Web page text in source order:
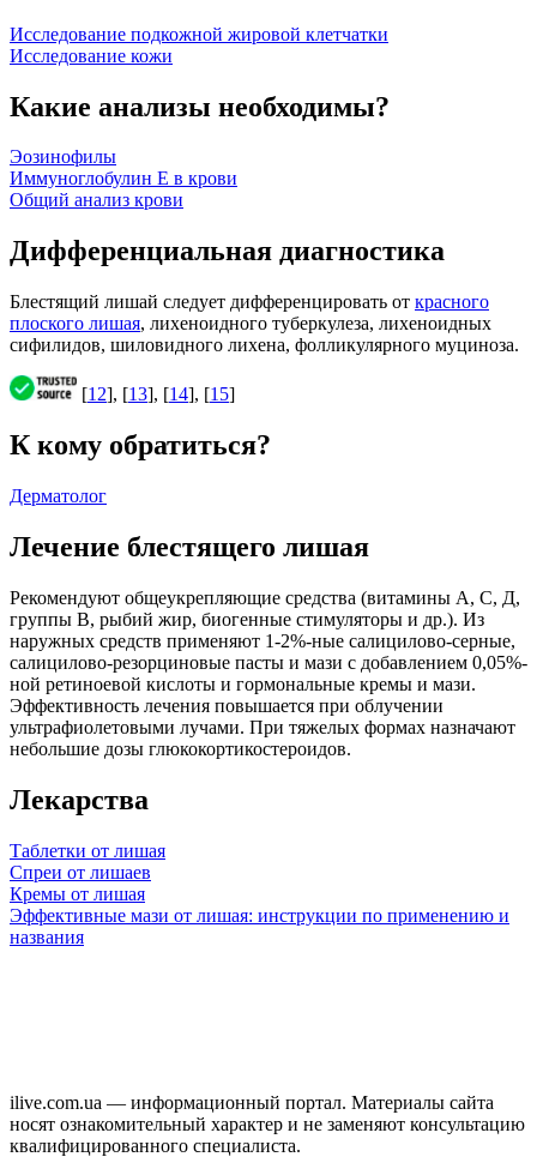
Исследование подкожной жировой клетчатки
Исследование кожи
Какие анализы необходимы?
Эозинофилы
Иммуноглобулин Е в крови
Общий анализ крови
Дифференциальная диагностика
Блестящий лишай следует дифференцировать от красного
плоского лишая, лихеноидного туберкулеза, лихеноидных
сифилидов, шиловидного лихена, фолликулярного муциноза.
[12], [13], [14], [15]
К кому обратиться?
Дерматолог
Лечение блестящего лишая
Рекомендуют общеукрепляющие средства (витамины А, С, Д,
группы В, рыбий жир, биогенные стимуляторы и др.). Из
наружных средств применяют 1-2%-ные салицилово-серные,
салицилово-резорциновые пасты и мази с добавлением 0,05%-
ной ретиноевой кислоты и гормональные кремы и мази.
Эффективность лечения повышается при облучении
ультрафиолетовыми лучами. При тяжелых формах назначают
небольшие дозы глюкокортикостероидов.
Лекарства
Таблетки от лишая
Спреи от лишаев
Кремы от лишая
Эффективные мази от лишая: инструкции по применению и
названия
ilive.com.ua — информационный портал. Материалы сайта
носят ознакомительный характер и не заменяют консультацию
квалифицированного специалиста.